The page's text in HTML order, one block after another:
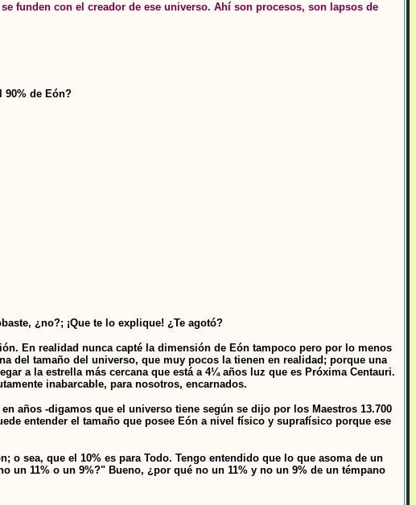
funden con el creador de ese universo. Ahí son procesos, son lapsos de
90% de Eón?
¿no?; ¡Que te lo explique! ¿Te agotó?
En realidad nunca capté la dimensión de Eón tampoco pero por lo menos
del tamaño del universo, que muy pocos la tienen en realidad; porque una
a la estrella más cercana que está a 4¼ años luz que es Próxima Centauri.
inabarcable, para nosotros, encarnados.
años -digamos que el universo tiene según se dijo por los Maestros 13.700
entender el tamaño que posee Eón a nivel físico y suprafísico porque ese
o sea, que el 10% es para Todo. Tengo entendido que lo que asoma de un
un 11% o un 9%?" Bueno, ¿por qué no un 11% y no un 9% de un témpano